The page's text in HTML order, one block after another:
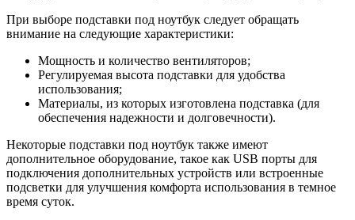
При выборе подставки под ноутбук следует обращать
внимание на следующие характеристики:
Мощность и количество вентиляторов;
Регулируемая высота подставки для удобства
использования;
Материалы, из которых изготовлена подставка (для
обеспечения надежности и долговечности).
Некоторые подставки под ноутбук также имеют
дополнительное оборудование, такое как USB порты для
подключения дополнительных устройств или встроенные
подсветки для улучшения комфорта использования в темное
время суток.